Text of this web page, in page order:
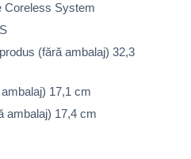
Coreless System
(fără ambalaj) 32,3
17,1 cm
ambalaj) 17,4 cm